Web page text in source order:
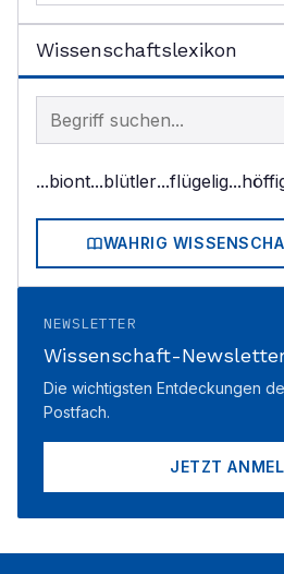
Wissenschaftslexikon
Begriff im Lexikon suchen
...biont...blütler...flügelig
WAHRIG
NEWSLETTER
Wissenschaft-
Die wichtigsten Entdeckungen
Postfach.
JETZT